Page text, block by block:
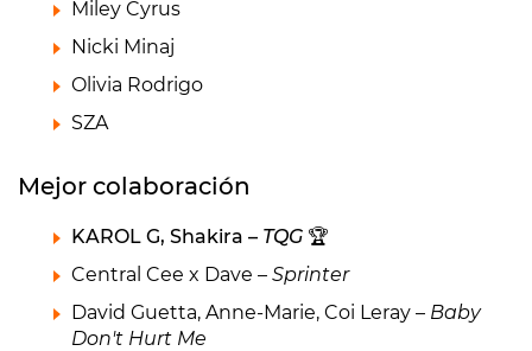
Miley Cyrus
Nicki Minaj
Olivia Rodrigo
SZA
Mejor colaboración
KAROL G, Shakira – TQG 🏆
Central Cee x Dave – Sprinter
David Guetta, Anne-Marie, Coi Leray – Baby
Don't Hurt Me